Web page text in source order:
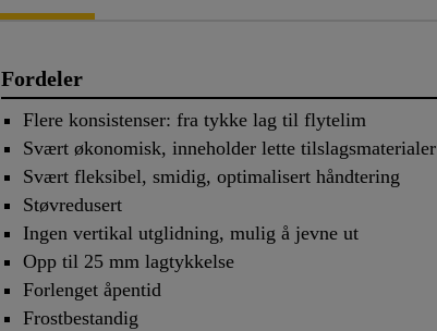
Fordeler
Flere konsistenser: fra tykke lag til flytelim
Svært økonomisk, inneholder lette tilslagsmaterialer
Svært fleksibel, smidig, optimalisert håndtering
Støvredusert
Ingen vertikal utglidning, mulig å jevne ut
Opp til 25 mm lagtykkelse
Forlenget åpentid
Frostbestandig